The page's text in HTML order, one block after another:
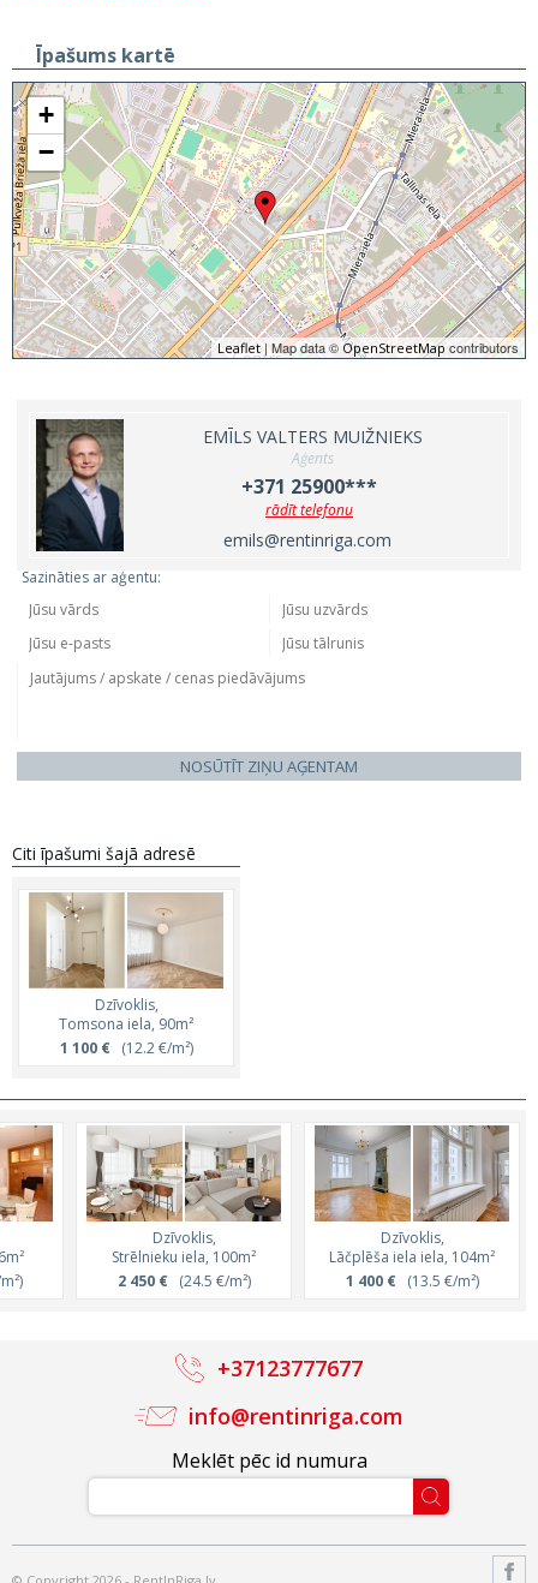
Īpašums kartē
+
−
Leaflet | Map data © OpenStreetMap contributors
EMĪLS VALTERS MUIŽNIEKS
Aģents
+371 25900***
rādīt telefonu
emils@rentinriga.com
Sazināties ar aģentu:
NOSŪTĪT ZIŅU AĢENTAM
Citi īpašumi šajā adresē
Dzīvoklis,
Tomsona iela, 90m²
1 100 €(12.2 €/m²)
Dzīvoklis,
Strēlnieku iela, 100m²
2 450 €(24.5 €/m²)
Dzīvoklis,
Lāčplēša iela iela, 104m²
1 400 €(13.5 €/m²)
Meklēt pēc id numura
info@rentinriga.com
+37123777677